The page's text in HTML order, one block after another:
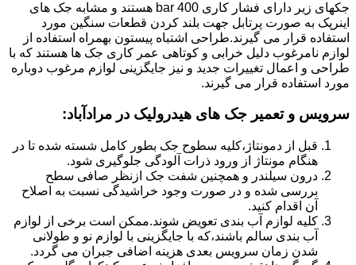
جکهای زیر دارای فشار کاری 400 bar هستند و مشابه جک های
اینرپک به صورت پرتابل جهت بلند کردن قطعات سنگین مورد
استفاده قرار می گیرند.طراحی اشتباه پیستون بهمراه استفاده از
لوازم نامرغوب دلیل خرابی و کوتاهی عمر کاری جک ها هستند که با
طراحی و اعمال تغییرات جدید و نیز جایگزینی لوازم مرغوب دوباره
مورد استفاده قرار می گیرند.
سرویس و تعمیر جک های هیدرولیک در مرادآباد:
قبل از دمونتاژ،کلیه سطوح جک بطور کامل شسته شده تا در
هنگام مونتاژ از ورود ذرات آلودگی جلوگیری شود.
درون سیلندر و همچنین شفت جک ازنظر صافی سطح
بررسی شده و در صورت وجود خراشیدگی نسبت به اصلاح
آن اقدام کنید.
کلیه لوازم آب بندی تعویض شوند.ممکن است برخی از لوازم
آب بندی سالم باشند،که با جایگزینی با لوازم نو و طولانی
شدن زمان سرویس بعدی هزینه اضافی جبران می گردد.